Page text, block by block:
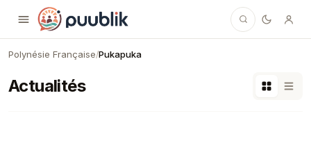
Puublik
Polynésie Française/Pukapuka
Actualités